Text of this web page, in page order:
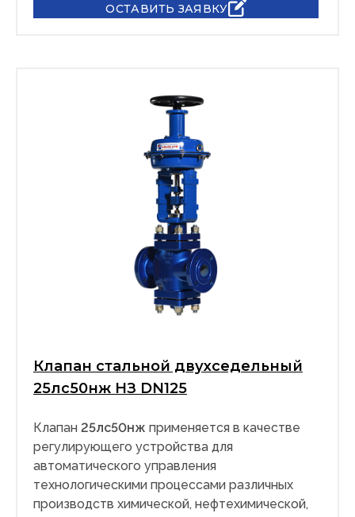
ОСТАВИТЬ ЗАЯВКУ
Клапан стальной двухседельный
25лс50нж НЗ DN125
Клапан 25лс50нж применяется в качестве
регулирующего устройства для
автоматического управления
технологическими процессами различных
производств химической, нефтехимической,